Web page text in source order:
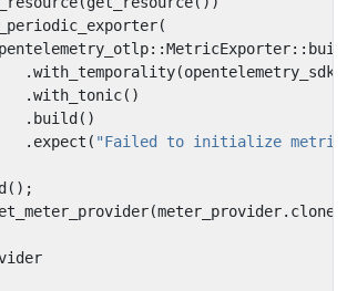
(
::MetricExporter::
.with_temporality(opentelemetry_sdk
.with_tonic()
. build ()
. expect ( "Failed to initialize metric
();
(meter_provider. clone